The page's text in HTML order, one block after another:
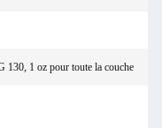
130, 1 oz pour toute la couche